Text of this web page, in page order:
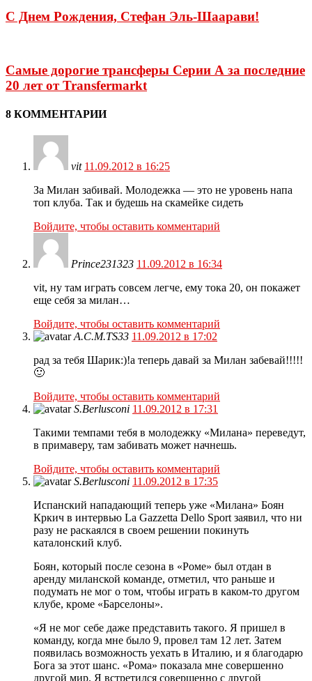
С Днем Рождения, Стефан Эль-Шаарави!
Самые дорогие трансферы Серии А за последние
20 лет от Transfermarkt
8 КОММЕНТАРИИ
vit 11.09.2012 в 16:25
За Милан забивай. Молодежка — это не уровень напа
топ клуба. Так и будешь на скамейке сидеть
Войдите, чтобы оставить комментарий
Prince231323 11.09.2012 в 16:34
vit, ну там играть совсем легче, ему тока 20, он покажет
еще себя за милан…
Войдите, чтобы оставить комментарий
A.C.M.TS33 11.09.2012 в 17:02
рад за тебя Шарик:)!a теперь давай за Милан забевай!!!!!
🙂
Войдите, чтобы оставить комментарий
S.Berlusconi 11.09.2012 в 17:31
Такими темпами тебя в молодежку «Милана» переведут,
в примаверу, там забивать может начнешь.
Войдите, чтобы оставить комментарий
S.Berlusconi 11.09.2012 в 17:35
Испанский нападающий теперь уже «Милана» Боян
Кркич в интервью La Gazzetta Dello Sport заявил, что ни
разу не раскаялся в своем решении покинуть
каталонский клуб.
Боян, который после сезона в «Роме» был отдан в
аренду миланской команде, отметил, что раньше и
подумать не мог о том, чтобы играть в каком-то другом
клубе, кроме «Барселоны».
«Я не мог себе даже представить такого. Я пришел в
команду, когда мне было 9, провел там 12 лет. Затем
появилась возможность уехать в Италию, и я благодарю
Бога за этот шанс. «Рома» показала мне совершенно
другой мир. Я встретился совершенно с другой